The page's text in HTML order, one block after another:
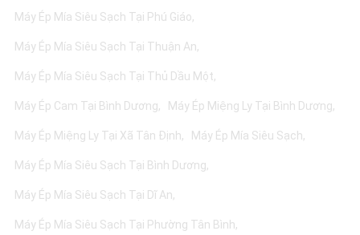
Máy Ép Mía Siêu Sạch Tại Phú Giáo
Máy Ép Mía Siêu Sạch Tại Thuận An
Máy Ép Mía Siêu Sạch Tại Thủ Dầu Một
Máy Ép Cam Tại Bình Dương Máy Ép Miệng Ly Tại Bình Dương
Máy Ép Miệng Ly Tại Xã Tân Định Máy Ép Mía Siêu Sạch
Máy Ép Mía Siêu Sạch Tại Bình Dương
Máy Ép Mía Siêu Sạch Tại Dĩ An
Máy Ép Mía Siêu Sạch Tại Phường Tân Bình